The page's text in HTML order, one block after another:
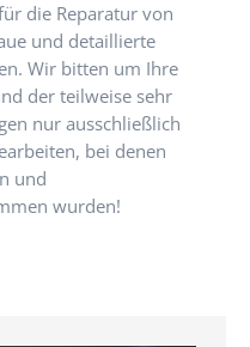
die Reparatur von
und detaillierte
Wir bitten um Ihre
der teilweise sehr
nur ausschließlich
bei denen
und
wurden!